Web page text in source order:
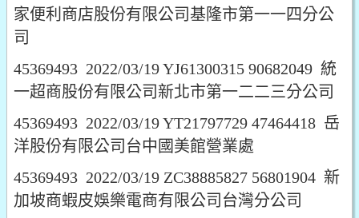
家便利商店股份有限公司基隆市第一一四分公
司
45369493 2022/03/19 YJ61300315 90682049 統
一超商股份有限公司新北市第一二二三分公司
45369493 2022/03/19 YT21797729 47464418 岳
洋股份有限公司台中國美館營業處
45369493 2022/03/19 ZC38885827 56801904 新
加坡商蝦皮娛樂電商有限公司台灣分公司